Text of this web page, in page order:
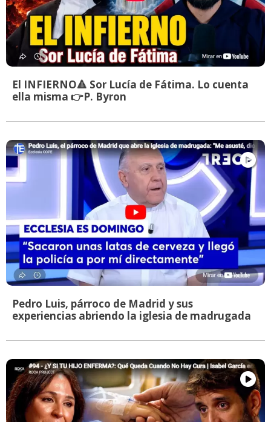
El INFIERNO🔺 Sor Lucía de Fátima. Lo cuenta
ella misma 👉P. Byron
Pedro Luis, párroco de Madrid y sus
experiencias abriendo la iglesia de madrugada